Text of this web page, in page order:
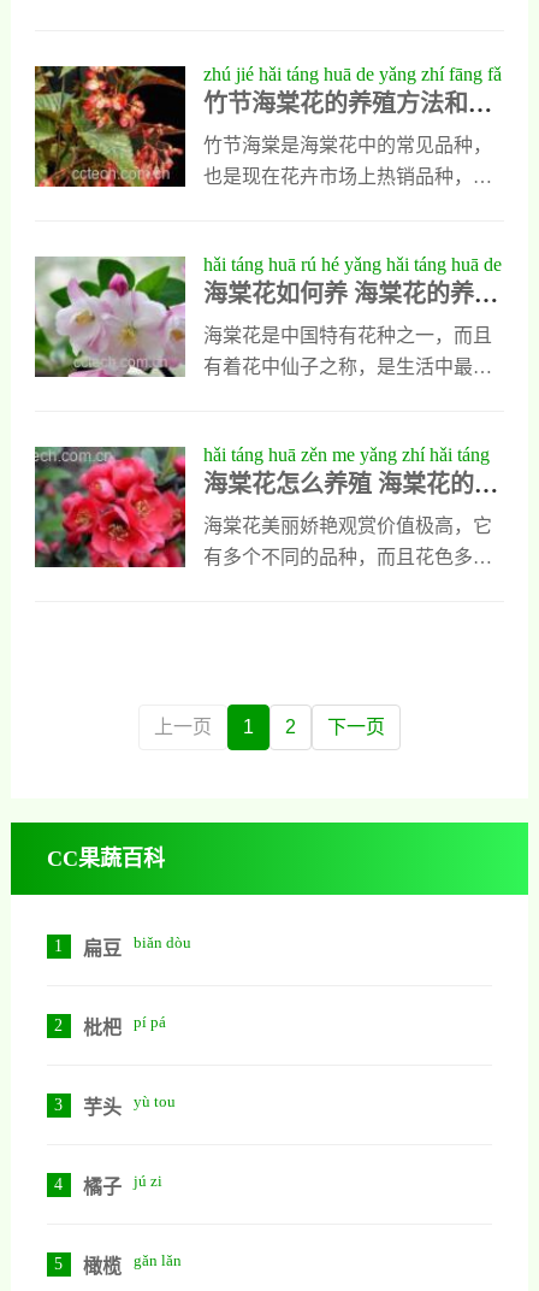
该把它移动到阴凉的地方
这种植物的培养土可以用河沙加入
腐叶土再加入蛇木屑来调制，另外
平时应该把它摆放在阴凉通风的环
境中，既要让它接受阳光又不能受
欢湿润的条件，在
花色多变，花香浓郁，花期还特别
长，是最适合在家中养殖的观赏植
物。但是怎样才能养好竹叶海棠花
呢？一会我就把自己的养殖经验分
一个全面的了解，这种植物耐荫性
比较强，但它喜欢温暖湿润的环
境。另外竹叶海棠花还喜欢肥沃疏
松排水性好的土壤。它的耐寒性比
时养植竹叶在海棠花要
zhú jié hǎi táng huā de yǎng zhí fāng fǎ
hé zhù yì shì xiàng yǒu něi xiē
竹节海棠花的养殖方法和注
意事项有哪些
竹节海棠是海棠花中的常见品种，
也是现在花卉市场上热销品种，它
艳，香气淡雅，是很多花友的最
爱，但是想养好竹节海棠花也不是
一件简单的事情，不但要了解它的
养殖方法，还要知道养殖期间需要
种植物喜欢温暖湿润的环境，而且
需要排水性良好的肥沃土壤，它的
耐寒性和耐阴性都比较强，平时可
以通过扦插的方式来繁殖，扦插时
hǎi táng huā rú hé yǎng hǎi táng huā de
yǎng zhí fāng fǎ hé zhù yì shì xiàng
海棠花如何养 海棠花的养殖
方法和注意事项
海棠花是中国特有花种之一，而且
有着花中仙子之称，是生活中最受
些海棠花，只是知道它应该怎么
养，今天我就把它养殖方法写出
来，并告诉大家它在养殖时需要注
意什么。海棠花的养殖方法1、繁殖
采用播种和分株方式进行繁殖时，
它需要较长的缓苗期，需要5到6年
hǎi táng huā zěn me yǎng zhí hǎi táng
huā de yǎng zhí fāng fǎ
海棠花怎么养殖 海棠花的养
殖方法
海棠花美丽娇艳观赏价值极高，它
有多个不同的品种，而且花色多
松养好海棠花。海棠花怎么养殖海
棠花可以放在阳光充足的环境中养
别好，不过在养殖过程中，一定要
上一页 1 2 下一页
CC果蔬百科
1 扁豆 biǎn dòu
2 枇杷 pí pá
3 芋头 yù tou
4 橘子 jú zi
5 橄榄 gǎn lǎn